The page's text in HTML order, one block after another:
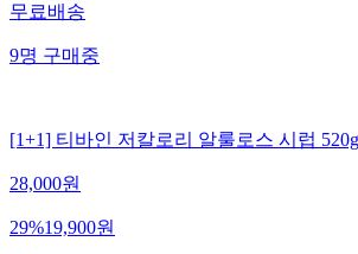
무료배송
9명 구매중
[1+1] 티바인 저칼로리 알룰로스 시럽
28,000원
29%19,900원